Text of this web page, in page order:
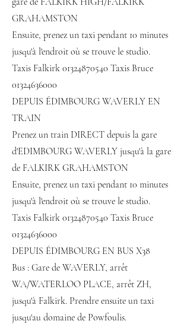
GRAHAMSTON
Ensuite, prenez un taxi pendant 10 minutes
jusqu'à l'endroit où se trouve le studio.
Taxis Falkirk 01324870540 Taxis Bruce
01324636000
DEPUIS ÉDIMBOURG WAVERLY EN
TRAIN
Prenez un train DIRECT depuis la gare
d'EDIMBOURG WAVERLY jusqu'à la gare
de FALKIRK GRAHAMSTON
Ensuite, prenez un taxi pendant 10 minutes
jusqu'à l'endroit où se trouve le studio.
Taxis Falkirk 01324870540 Taxis Bruce
01324636000
DEPUIS ÉDIMBOURG EN BUS X38
Bus : Gare de WAVERLY, arrêt
WA/WATERLOO PLACE, arrêt ZH,
jusqu'à Falkirk. Prendre ensuite un taxi
jusqu'au domaine de Powfoulis.